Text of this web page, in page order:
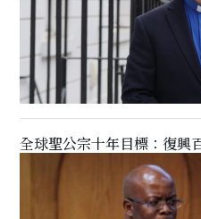
全球聖公宗十年目標：復興